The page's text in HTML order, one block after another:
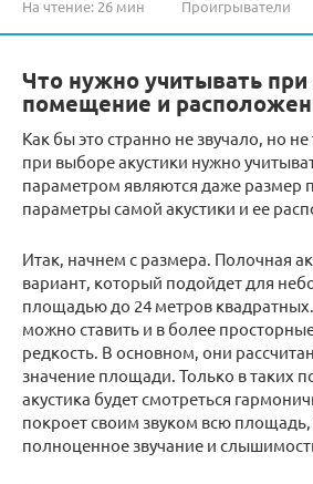
На чтение: 26 мин Проигрыватели
Что нужно учитывать
помещение и
Как бы это странно не звучало, но
при выборе акустики нужно
параметром являются даже размер
параметры самой акустики и ее
Итак, начнем с размера. Полочная
вариант, который подойдет для
площадью до 24 метров
можно ставить и в более
редкость. В основном, они
значение площади. Только в таких
акустика будет смотреться
покроет своим звуком всю
полноценное звучание и